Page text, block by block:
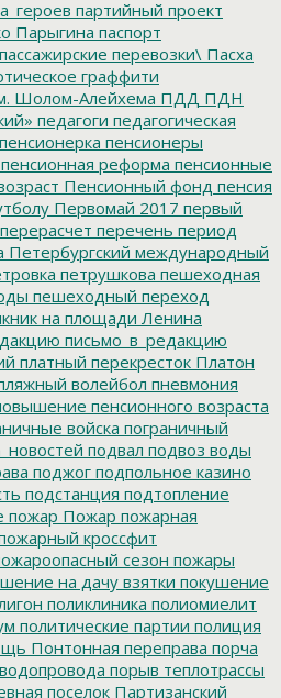
партийный проект
Парыгина паспорт
пассажирские перевозки\ Пасха
граффити
Шолом-Алейхема ПДД ПДН
педагоги педагогическая
пенсионерка пенсионеры
пенсионная реформа пенсионные
Пенсионный фонд пенсия
Первомай 2017 первый
перерасчет перечень период
Петербургский международный
петрушкова пешеходная
пешеходный переход
на площади Ленина
письмо_в_редакцию
платный перекресток Платон
волейбол пневмония
пенсионного возраста
войска пограничный
подвал подвоз воды
поджог подпольное казино
подстанция подтопление
пожар Пожар пожарная
кроссфит
сезон пожары
на дачу взятки покушение
поликлиника полиомиелит
политические партии полиция
Понтонная переправа порча
порыв теплотрассы
поселок Партизанский